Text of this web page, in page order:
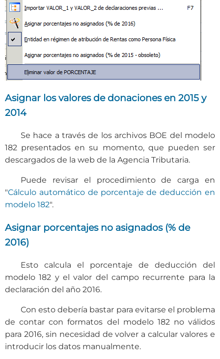
Asignar los valores de donaciones en 2015 y
2014
Se hace a través de los archivos BOE del modelo
182 presentados en su momento, que pueden ser
descargados de la web de la Agencia Tributaria.
Puede revisar el procedimiento de carga en
"Cálculo automático de porcentaje de deducción en
modelo 182".
Asignar porcentajes no asignados (% de
2016)
Esto calcula el porcentaje de deducción del
modelo 182 y el valor del campo recurrente para la
declaración del año 2016.
Con esto debería bastar para evitarse el problema
de contar con formatos del modelo 182 no válidos
para 2016, sin necesidad de volver a calcular valores e
introducir los datos manualmente.